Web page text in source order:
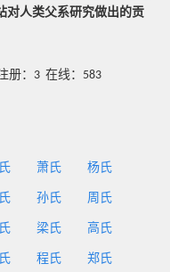
对人类父系研究做出的贡
册：3 在线：583
萧氏 杨氏
孙氏 周氏
梁氏 高氏
程氏 郑氏